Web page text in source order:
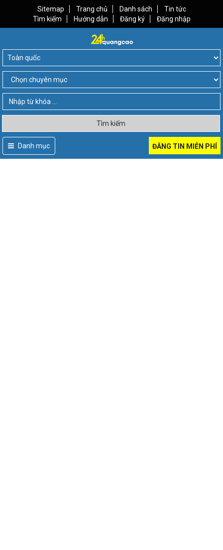
Sitemap Trang chủ Danh sách
Tin tức
Tìm kiếm
Hướng dẫn Đăng ký Đăng nhập
Tìm kiếm
Danh mục ĐĂNG TIN MIỄN PHÍ